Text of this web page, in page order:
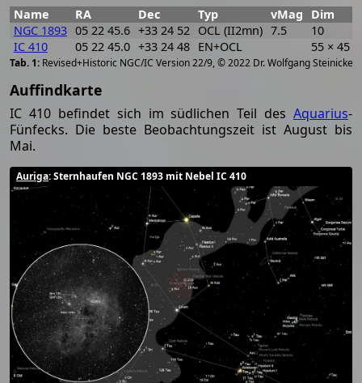
Revised+Historic NGC/IC Version 22/9, © 2022 Dr. Wolfgang Steinicke
Name RA Dec Typ vMag Dim
NGC 1893 05 22 45.6 +33 24 52 OCL (II2mn) 7.5 10
IC 410
05 22 45.0 +33 24 48 EN+OCL 55 × 45
Auffindkarte
IC 410 befindet sich im südlichen Teil des Aquarius-
Fünfecks. Die beste Beobachtungszeit ist August bis
Mai.
Auriga: Sternhaufen NGC 1893 mit Nebel IC 410